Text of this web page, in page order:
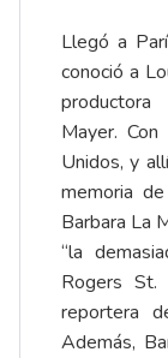
Llegó a
conoció a
Mayer.
Unidos, y
memoria
Barbara La
“la
Rogers St.
reportera
Además,